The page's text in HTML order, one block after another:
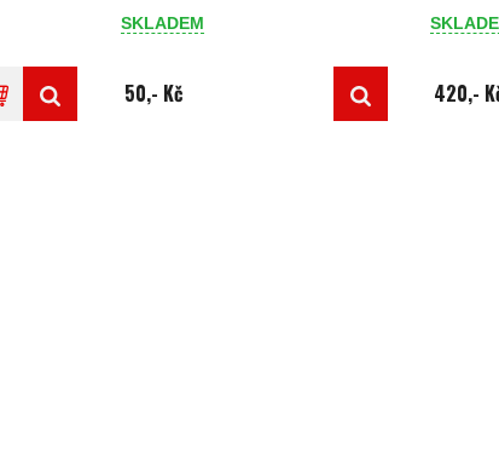
SKLADEM
50,- Kč 420,-